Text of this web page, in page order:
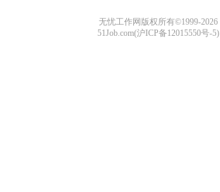
无忧工作网版权所有©1999-2026
51Job.com(沪ICP备12015550号-5)